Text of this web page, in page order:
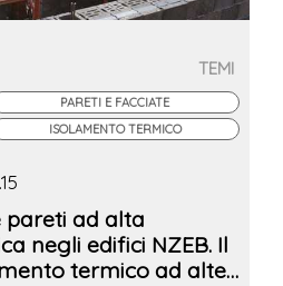
TEMI
PARETI E FACCIATE
ISOLAMENTO TERMICO
pareti ad alta
negli edifici NZEB. Il
termico ad alte